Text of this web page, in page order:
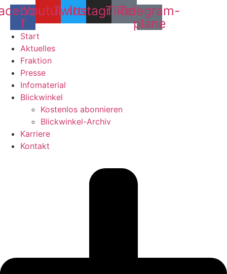
f
YoutubeTwitter
Instagram
Tiktok
Telegram-
plane
Start
Aktuelles
Fraktion
Presse
Infomaterial
Blickwinkel
Kostenlos abonnieren
Blickwinkel-Archiv
Karriere
Kontakt